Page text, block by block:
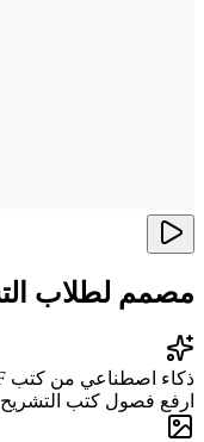
مصمم لطلاب
ذكاء اصطناعي من كتب PDF
ارفع فصول كتب التشريح ويستخرج